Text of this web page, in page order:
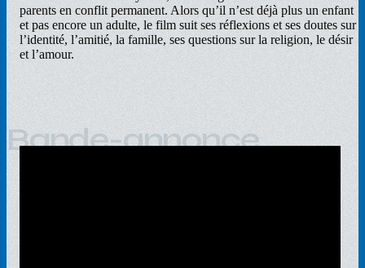
parents en conflit permanent. Alors qu’il n’est déjà plus un enfant
et pas encore un adulte, le film suit ses réflexions et ses doutes sur
l’identité, l’amitié, la famille, ses questions sur la religion, le désir
et l’amour.
Bande-annonce